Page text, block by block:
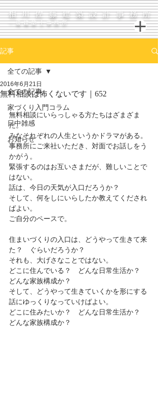
相川佐藤建築設計事務所
一級建築士事務所
記事
全ての記事
家づくり入門コラム
日中雑感
お知らせ
全ての記事
無料相談は怖くないです｜652
2016年6月21日
無料相談にいらっしゃる方たちはざまざま
だ。
みなそれぞれの人生というかドラマがある。
事務所にご来社いただき、対面でお話しをう
かがう。
緊張するのはお互いさまだが、難しいことで
はない。
話は、今日の天気が入口だろうか？
そして、何をしにいらしたか教えてくだされ
ばよい。
ご自分のペースで。
住まいづくりの入口は、どうやって生きて来
た？　ぐらいだろうか？
それも、大げさなことではない。
どこに住んでいる？　どんな日常生活か？
どんな家族構成か？
そして、どうやって生きていくかを形にする
話にゆっくりなっていけばよい。
どこに住みたいか？　どんな日常生活か？
どんな家族構成か？